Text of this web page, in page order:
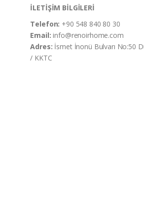
İLETİŞİM BİLGİLERİ
Telefon: +90 548 840 80 30
Email:info@renoirhome.com
Adres: İsmet İnonü Bulvarı No:50
/ KKTC